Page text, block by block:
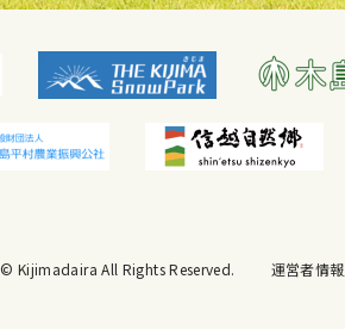
© Kijimadaira All Rights Reserved. 運営者情報